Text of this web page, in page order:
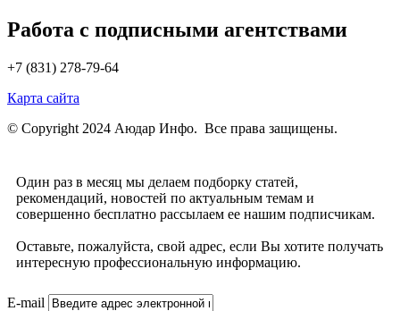
Работа с подписными агентствами
+7 (831) 278-79-64
Карта сайта
© Copyright 2024 Аюдар Инфо. Все права защищены.
Один раз в месяц мы делаем подборку статей,
рекомендаций, новостей по актуальным темам и
совершенно бесплатно рассылаем ее нашим подписчикам.
Оставьте, пожалуйста, свой адрес, если Вы хотите получать
интересную профессиональную информацию.
E-mail